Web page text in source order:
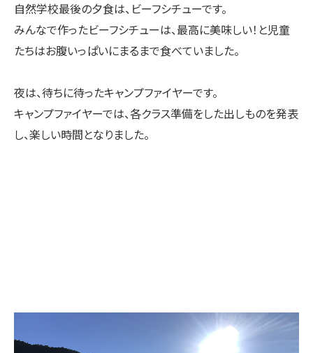
自然学校最後の夕食は、ビーフシチューです。
みんなで作ったビーフシチューは、最高に美味しい！と児童
たちはお腹いっぱいにまるまで食べていました。
夜は、待ちに待ったキャンプファイヤーです。
キャンプファイヤーでは、各クラス準備をした出しものを発表
し、楽しい時間となりました。